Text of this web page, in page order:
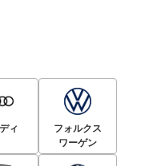
ィ
フォルクス
ワーゲン